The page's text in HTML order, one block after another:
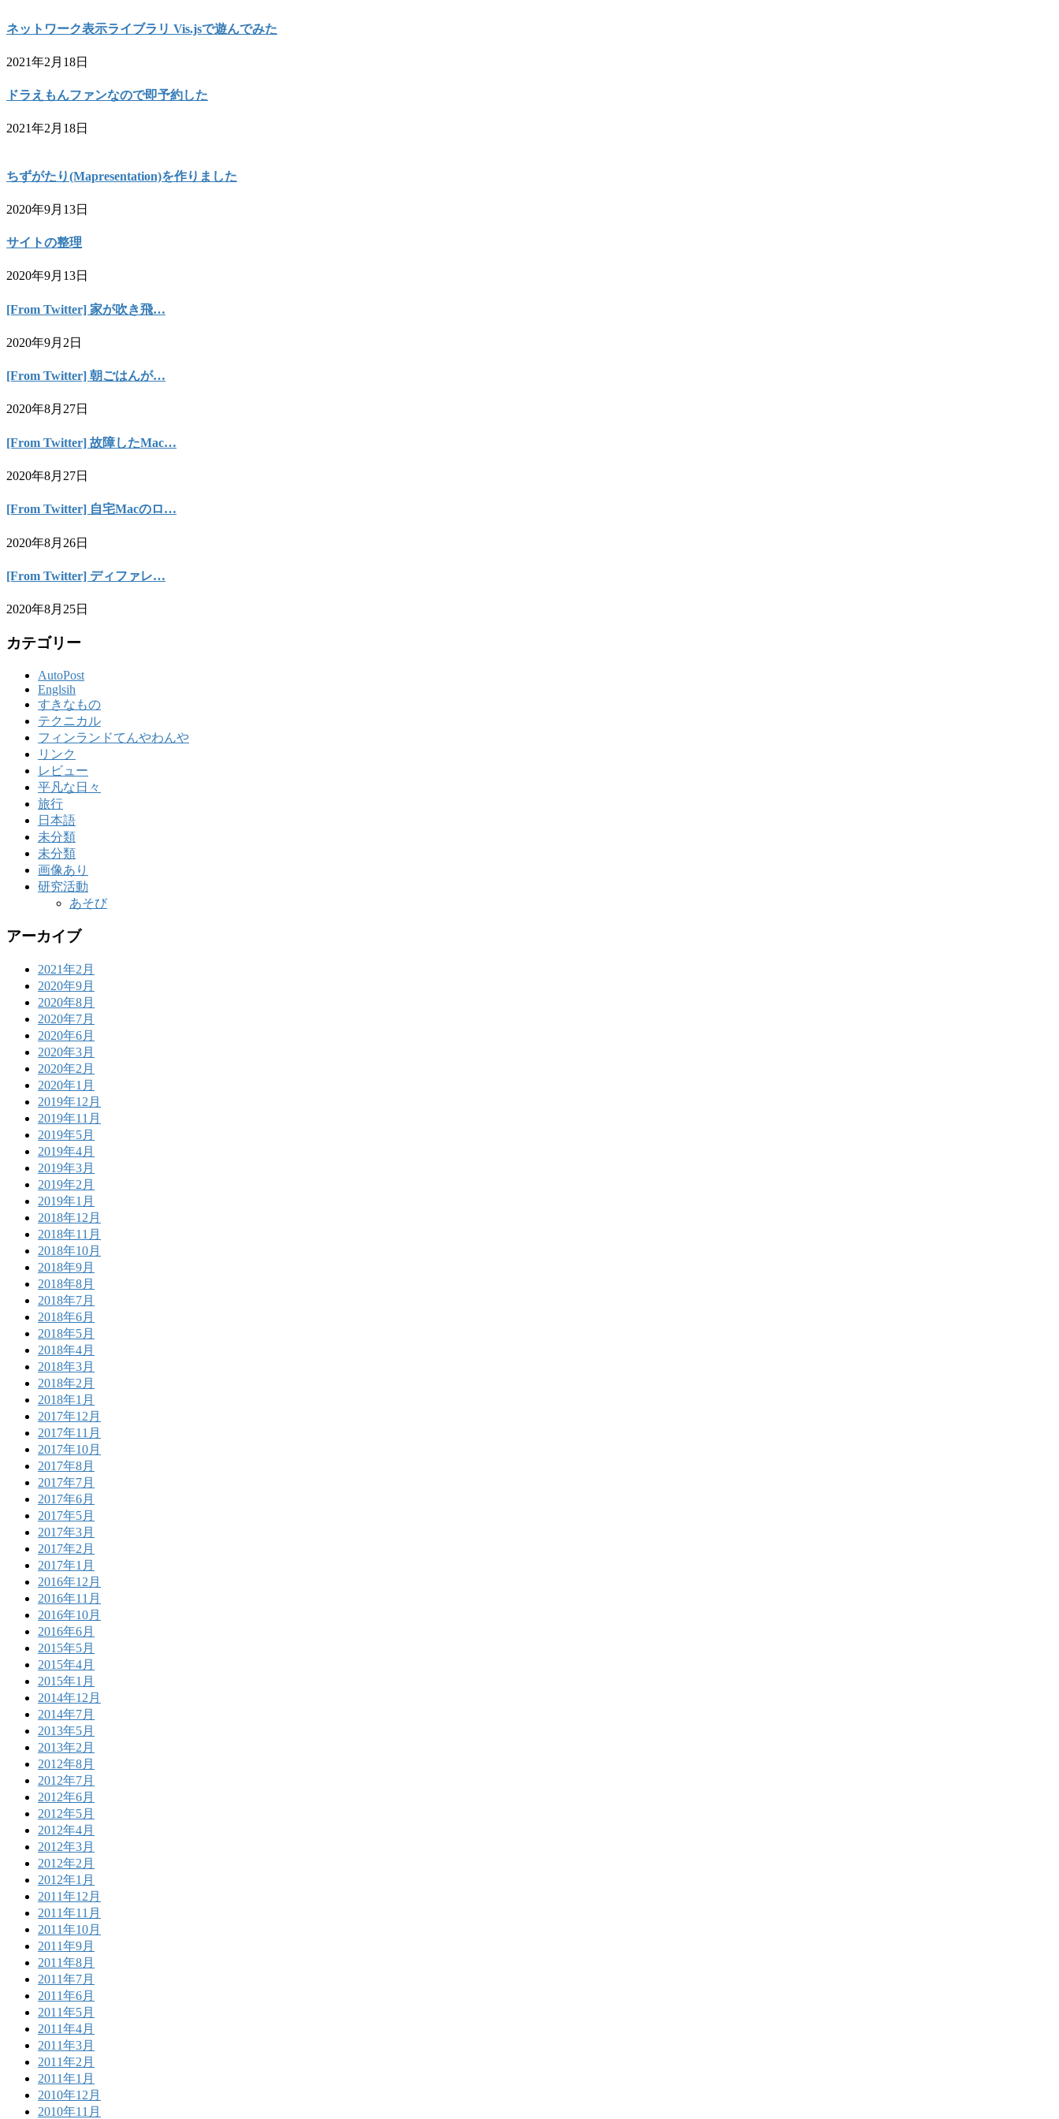
ネットワーク表示ライブラリ Vis.jsで遊んでみた
2021年2月18日
ドラえもんファンなので即予約した
2021年2月18日
ちずがたり(Mapresentation)を作りました
2020年9月13日
サイトの整理
2020年9月13日
[From Twitter] 家が吹き飛…
2020年9月2日
[From Twitter] 朝ごはんが…
2020年8月27日
[From Twitter] 故障したMac…
2020年8月27日
[From Twitter] 自宅Macのロ…
2020年8月26日
[From Twitter] ディファレ…
2020年8月25日
カテゴリー
AutoPost
Englsih
すきなもの
テクニカル
フィンランドてんやわんや
リンク
レビュー
平凡な日々
旅行
日本語
未分類
未分類
画像あり
研究活動
あそび
アーカイブ
2021年2月
2020年9月
2020年8月
2020年7月
2020年6月
2020年3月
2020年2月
2020年1月
2019年12月
2019年11月
2019年5月
2019年4月
2019年3月
2019年2月
2019年1月
2018年12月
2018年11月
2018年10月
2018年9月
2018年8月
2018年7月
2018年6月
2018年5月
2018年4月
2018年3月
2018年2月
2018年1月
2017年12月
2017年11月
2017年10月
2017年8月
2017年7月
2017年6月
2017年5月
2017年3月
2017年2月
2017年1月
2016年12月
2016年11月
2016年10月
2016年6月
2015年5月
2015年4月
2015年1月
2014年12月
2014年7月
2013年5月
2013年2月
2012年8月
2012年7月
2012年6月
2012年5月
2012年4月
2012年3月
2012年2月
2012年1月
2011年12月
2011年11月
2011年10月
2011年9月
2011年8月
2011年7月
2011年6月
2011年5月
2011年4月
2011年3月
2011年2月
2011年1月
2010年12月
2010年11月